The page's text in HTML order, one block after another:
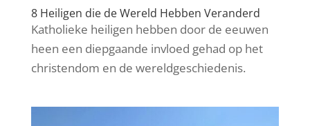
8 Heiligen die de Wereld Hebben Veranderd
Katholieke heiligen hebben door de eeuwen
heen een diepgaande invloed gehad op het
christendom en de wereldgeschiedenis.